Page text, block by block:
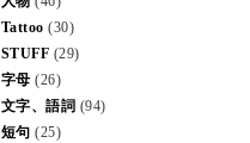
Tattoo (30)
STUFF (29)
字母 (26)
文字、語詞 (94)
短句 (25)